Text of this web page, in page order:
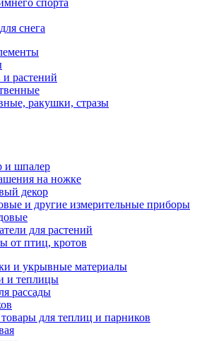
спорта
снега
растений
ракушки, стразы
и шпалер
на ножке
декор
и другие измерительные приборы
для растений
от птиц, кротов
и укрывные материалы
и теплицы
рассады
для теплиц и парников